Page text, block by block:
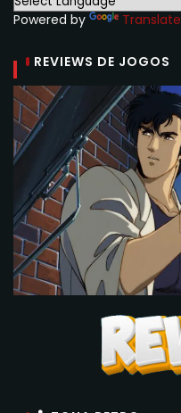
Powered by Translate
REVIEWS DE JOGOS